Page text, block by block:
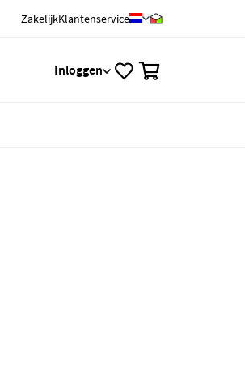
ZakelijkKlantenservice
Inloggen